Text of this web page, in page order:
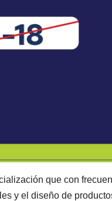
que con
y el diseño de